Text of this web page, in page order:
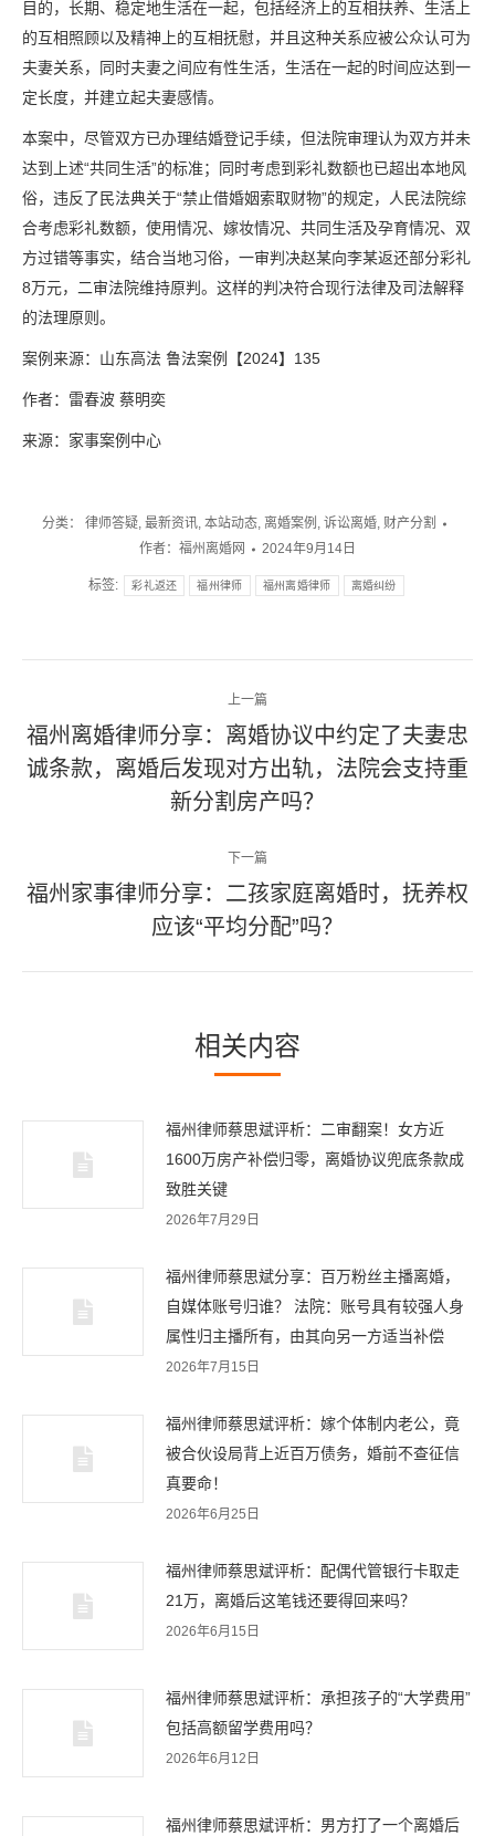
目的，长期、稳定地生活在一起，包括经济上的互相扶养、生活上
的互相照顾以及精神上的互相抚慰，并且这种关系应被公众认可为
夫妻关系，同时夫妻之间应有性生活，生活在一起的时间应达到一
定长度，并建立起夫妻感情。
本案中，尽管双方已办理结婚登记手续，但法院审理认为双方并未
达到上述“共同生活”的标准；同时考虑到彩礼数额也已超出本地风
俗，违反了民法典关于“禁止借婚姻索取财物”的规定，人民法院综
合考虑彩礼数额，使用情况、嫁妆情况、共同生活及孕育情况、双
方过错等事实，结合当地习俗，一审判决赵某向李某返还部分彩礼
8万元，二审法院维持原判。这样的判决符合现行法律及司法解释
的法理原则。
案例来源：山东高法 鲁法案例【2024】135
作者：雷春波 蔡明奕
来源：家事案例中心
分类： 律师答疑, 最新资讯, 本站动态, 离婚案例 , 诉讼离婚, 财产分割
作者： 福州离婚网 2024年9月14日
标签: 彩礼返还 福州律师 福州离婚律师 离婚纠纷
章
导
上一篇
上
一
文
章：
福州离婚律师分享：离婚协议中约定了夫妻忠
诚条款，离婚后发现对方出轨，法院会支持重
新分割房产吗？
下一篇
下
一
篇
章：
福州家事律师分享：二孩家庭离婚时，抚养权
应该“平均分配”吗？
相关内容
福州律师蔡思斌评析：二审翻案！女方近
1600万房产补偿归零，离婚协议兜底条款成
致胜关键
2026年7月29日
福州律师蔡思斌分享：百万粉丝主播离婚，
自媒体账号归谁？ 法院：账号具有较强人身
属性归主播所有，由其向另一方适当补偿
2026年7月15日
福州律师蔡思斌评析：嫁个体制内老公，竟
被合伙设局背上近百万债务，婚前不查征信
真要命！
2026年6月25日
福州律师蔡思斌评析：配偶代管银行卡取走
21万，离婚后这笔钱还要得回来吗？
2026年6月15日
福州律师蔡思斌评析：承担孩子的“大学费用”
包括高额留学费用吗？
2026年6月12日
福州律师蔡思斌评析：男方打了一个离婚后